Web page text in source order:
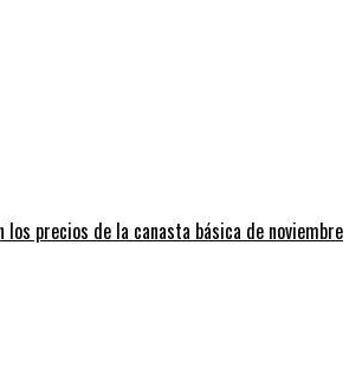
los precios de la canasta básica de noviembre